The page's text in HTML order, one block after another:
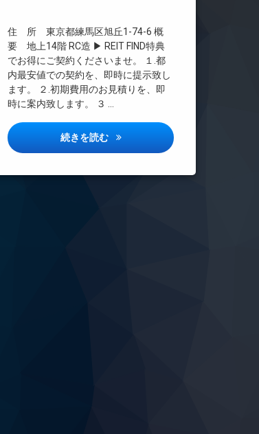
住 所 東京都練馬区旭丘1-74-6 概
要 地上14階 RC造 ▶ REIT FIND特典
でお得にご契約くださいませ。 １.都
内最安値での契約を、即時に提示致し
ます。 ２.初期費用のお見積りを、即
時に案内致します。 ３ …
続きを読む ザ・パークハビオ江古田詳しい情報
インターネット無料
エレベーター
オートロック
デザイナーズ
バイク置き場
宅配ボックス
敷地内ゴミ置き場